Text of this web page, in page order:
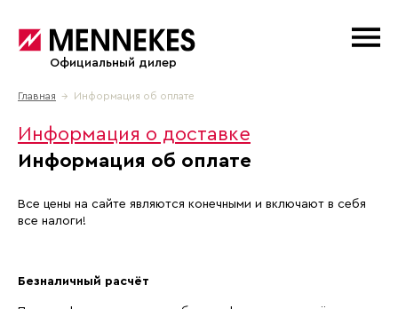
Официальный дилер
Главная → Информация об оплате
Информация о доставке
Информация об оплате
Все цены на сайте являются конечными и включают в себя
все налоги!
Безналичный расчёт